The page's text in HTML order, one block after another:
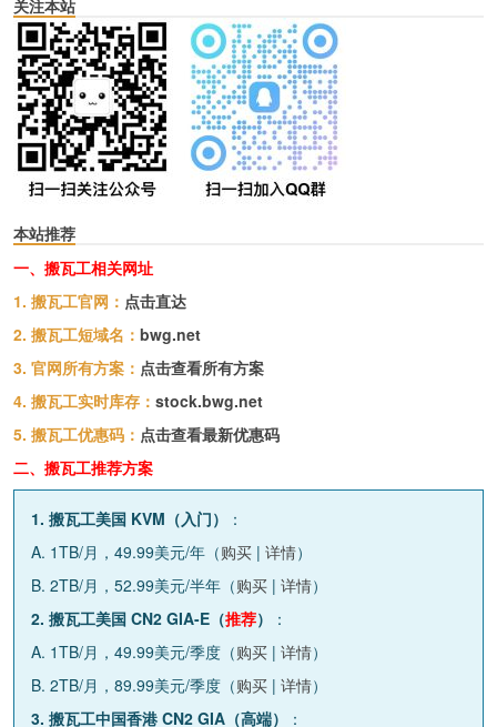
关注本站
本站推荐
一、搬瓦工相关网址
1. 搬瓦工官网： 点击直达
2. 搬瓦工短域名： bwg.net
3. 官网所有方案： 点击查看所有方案
4. 搬瓦工实时库存： stock.bwg.net
5. 搬瓦工优惠码： 点击查看最新优惠码
二、搬瓦工推荐方案
1. 搬瓦工美国 KVM（入门）
：
A. 1TB/月，49.99美元/年（购买 | 详情）
B. 2TB/月，52.99美元/半年（购买 | 详情）
2. 搬瓦工美国 CN2 GIA-E（推荐）
：
A. 1TB/月，49.99美元/季度（购买 | 详情）
B. 2TB/月，89.99美元/季度（购买 | 详情）
3. 搬瓦工中国香港 CN2 GIA（高端）
：